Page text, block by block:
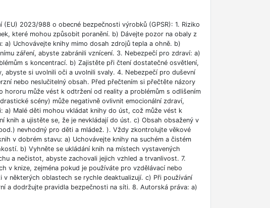
2023/988 o obecné bezpečnosti výrobků (GPSR): 1. Riziko
které mohou způsobit poranění. b) Dávejte pozor na obaly z
Uchovávejte knihy mimo dosah zdrojů tepla a ohně. b)
záření, abyste zabránili vznícení. 3. Nebezpečí pro zdraví: a)
s koncentrací. b) Zajistěte při čtení dostatečné osvětlení,
abyste si uvolnili oči a uvolnili svaly. 4. Nebezpečí pro duševní
nebo neslučitelný obsah. Před přečtením si přečtěte názory
může vést k odtržení od reality a problémům s odlišením
scény) může negativně ovlivnit emocionální zdraví,
Malé děti mohou vkládat knihy do úst, což může vést k
knih a ujistěte se, že je nevkládají do úst. c) Obsah obsažený v
nevhodný pro děti a mládež. ). Vždy zkontrolujte věkové
v dobrém stavu: a) Uchovávejte knihy na suchém a čistém
b) Vyhněte se ukládání knih na místech vystavených
a nečistot, abyste zachovali jejich vzhled a trvanlivost. 7.
v knize, zejména pokud je používáte pro vzdělávací nebo
některých oblastech se rychle deaktualizují. c) Při používání
a dodržujte pravidla bezpečnosti na síti. 8. Autorská práva: a)